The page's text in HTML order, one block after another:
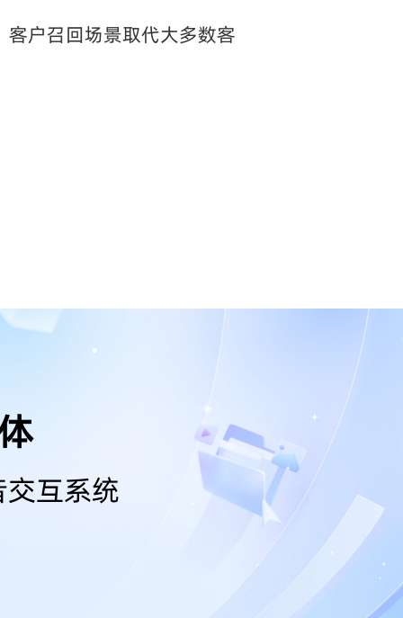
户召回场景取代大多数客
互系统